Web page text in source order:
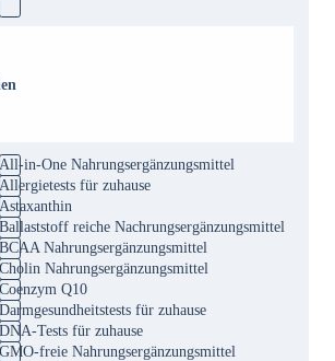
All-in-One Nahrungsergänzungsmittel
Allergietests für zuhause
Astaxanthin
Ballaststoff reiche Nachrungsergänzungsmittel
BCAA Nahrungsergänzungsmittel
Cholin Nahrungsergänzungsmittel
Coenzym Q10
Darmgesundheitstests für zuhause
DNA-Tests für zuhause
GMO-freie Nahrungsergänzungsmittel